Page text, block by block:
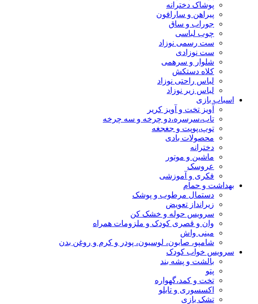
پوشاک دخترانه
پیراهن و سارافون
جوراب و ساق
چوب لباسی
ست رسمی نوزاد
ست نوزادی
شلوار و سرهمی
کلاه دستکش
لباس راحتی نوزاد
لباس زیر نوزاد
اسباب بازی
آویز تخت و آویز کریر
تاب،سرسره،دو چرخه و سه چرخه
توپ،پوپت و جغجغه
محصولات بادی
دخترانه
ماشین و موتور
عروسک
فکری و آموزشی
بهداشت و حمام
دستمال مرطوب و پوشک
زیرانداز تعویض
سرویس حوله و خشک کن
وان و قصری کودک و ملزومات همراه
مینی واش
شامپو، صابون، لوسیون، پودر و کرم و روغن بدن
سرویس خواب کودک
بالشت و پشه بند
پتو
تخت و کمد،گهواره
اکسسوری و تابلو
تشک بازی